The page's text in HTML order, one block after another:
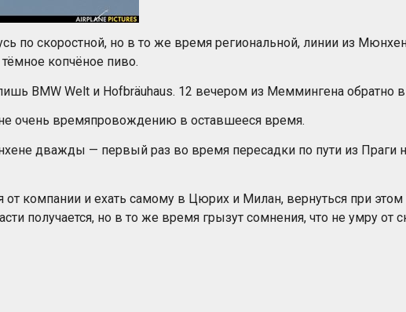
по скоростной, но в то же время региональной, линии из
копчёное пиво.
BMW Welt и Hofbräuhaus. 12 вечером из Меммингена обратно
очень времяпровождению в оставшееся время.
дважды — первый раз во время пересадки по пути из Праги
компании и ехать самому в Цюрих и Милан, вернуться при
получается, но в то же время грызут сомнения, что не умру от